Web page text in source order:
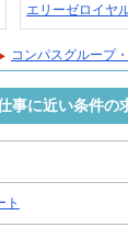
エリーゼロイヤ
コンパスグループ
に近い条件の
ト